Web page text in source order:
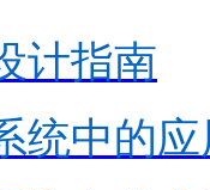
计指南
统中的应